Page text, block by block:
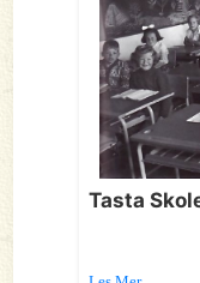
Tasta